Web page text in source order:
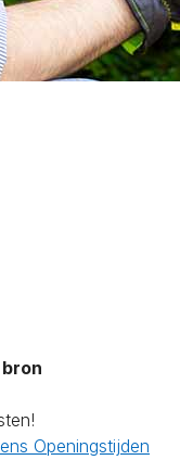
bron
Openingstijden